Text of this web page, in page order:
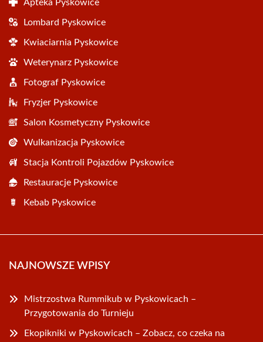
Apteka Pyskowice
Lombard Pyskowice
Kwiaciarnia Pyskowice
Weterynarz Pyskowice
Fotograf Pyskowice
Fryzjer Pyskowice
Salon Kosmetyczny Pyskowice
Wulkanizacja Pyskowice
Stacja Kontroli Pojazdów Pyskowice
Restauracje Pyskowice
Kebab Pyskowice
NAJNOWSZE WPISY
Mistrzostwa Rummikub w Pyskowicach –
Przygotowania do Turnieju
Ekopikniki w Pyskowicach – Zobacz, co czeka na